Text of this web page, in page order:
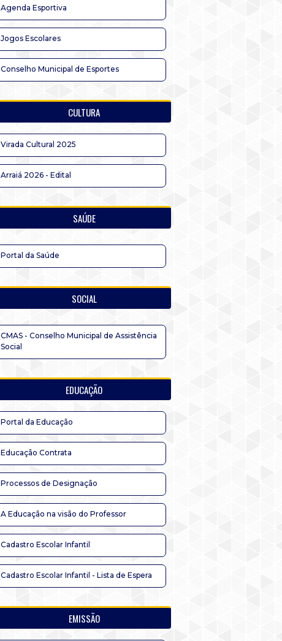
Agenda Esportiva
Jogos Escolares
Conselho Municipal de Esportes
CULTURA
Virada Cultural 2025
Arraiá 2026 - Edital
SAÚDE
Portal da Saúde
SOCIAL
CMAS - Conselho Municipal de Assistência
Social
EDUCAÇÃO
Portal da Educação
Educação Contrata
Processos de Designação
A Educação na visão do Professor
Cadastro Escolar Infantil
Cadastro Escolar Infantil - Lista de Espera
EMISSÃO